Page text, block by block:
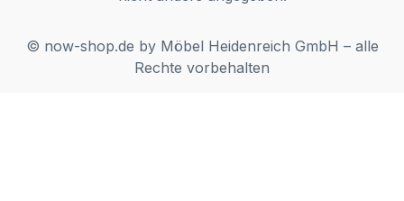
© now-shop.de by Möbel Heidenreich GmbH – alle
Rechte vorbehalten